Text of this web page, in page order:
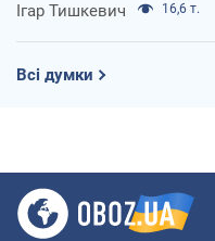
Ігар Тишкевич 16,6 т.
Всі думки